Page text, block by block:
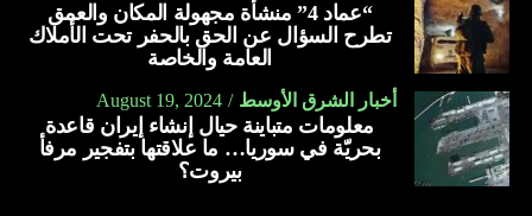
“عماد 4” منشأة مجهولة المكان والعمق
تطرح السؤال عن الحق بالحفر تحت الأملاك
العامة والخاصة
أخبار الشرق الأوسط August 19, 2024
معلومات متباينة حيال إنشاء إيران قاعدة
بحريّة في سوريا… ما علاقتها بتفجير مرفأ
بيروت؟